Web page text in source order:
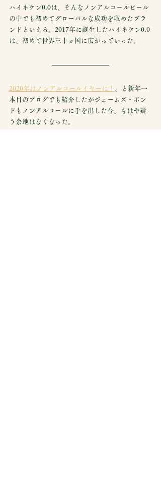
ハイネケン0.0は、そんなノンアルコールビール
の中でも初めてグローバルな成功を収めたブラ
ンドといえる。2017年に誕生したハイネケン0.0
は、初めて世界三十ヵ国に広がっていった。
2020年はノンアルコールイヤー に！
、と新年一
本目のブログでも紹介したがジェームズ・ボン
ドもノンアルコールに手を出した今、もはや疑
う余地はなくなった。